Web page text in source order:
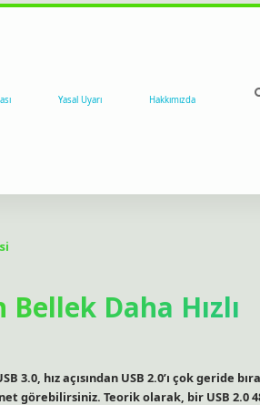
Yasal Uyarı Hakkımızda
Daha Hızlı
3.0, hız açısından USB 2.0’ı çok geride
görebilirsiniz. Teorik olarak, bir USB 2.0